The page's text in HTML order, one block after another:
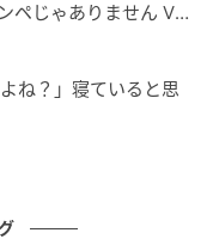
ペじゃありません Vo
ね？」寝ていると思